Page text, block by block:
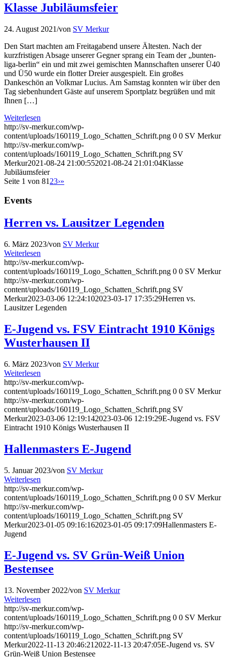
Klasse Jubiläumsfeier
24. August 2021/von SV Merkur
Den Start machten am Freitagabend unsere Ältesten. Nach der
kurzfristigen Absage unserer Gegner sprang ein Team der „bunten-
liga-berlin“ ein und mit zwei gemischten Mannschaften unserer Ü40
und Ü50 wurde ein flotter Dreier ausgespielt. Ein großes
Dankeschön an Volkmar Lucius. Am Samstag konnten wir über den
Tag siebenhundert Gäste auf unserem Sportplatz begrüßen und mit
Ihnen […]
Weiterlesen
http://sv-merkur.com/wp-
content/uploads/160119_Logo_Schatten_Schrift.png 0 0 SV Merkur
http://sv-merkur.com/wp-
content/uploads/160119_Logo_Schatten_Schrift.png SV
Merkur2021-08-24 21:00:552021-08-24 21:01:04Klasse
Jubiläumsfeier
Seite 1 von 81 23›»
Events
Herren vs. Lausitzer Legenden
6. März 2023/von SV Merkur
Weiterlesen
http://sv-merkur.com/wp-
content/uploads/160119_Logo_Schatten_Schrift.png 0 0 SV Merkur
http://sv-merkur.com/wp-
content/uploads/160119_Logo_Schatten_Schrift.png SV
Merkur2023-03-06 12:24:102023-03-17 17:35:29Herren vs.
Lausitzer Legenden
E-Jugend vs. FSV Eintracht 1910 Königs
Wusterhausen II
6. März 2023/von SV Merkur
Weiterlesen
http://sv-merkur.com/wp-
content/uploads/160119_Logo_Schatten_Schrift.png 0 0 SV Merkur
http://sv-merkur.com/wp-
content/uploads/160119_Logo_Schatten_Schrift.png SV
Merkur2023-03-06 12:19:142023-03-06 12:19:29E-Jugend vs. FSV
Eintracht 1910 Königs Wusterhausen II
Hallenmasters E-Jugend
5. Januar 2023/von SV Merkur
Weiterlesen
http://sv-merkur.com/wp-
content/uploads/160119_Logo_Schatten_Schrift.png 0 0 SV Merkur
http://sv-merkur.com/wp-
content/uploads/160119_Logo_Schatten_Schrift.png SV
Merkur2023-01-05 09:16:162023-01-05 09:17:09Hallenmasters E-
Jugend
E-Jugend vs. SV Grün-Weiß Union
Bestensee
13. November 2022/von SV Merkur
Weiterlesen
http://sv-merkur.com/wp-
content/uploads/160119_Logo_Schatten_Schrift.png 0 0 SV Merkur
http://sv-merkur.com/wp-
content/uploads/160119_Logo_Schatten_Schrift.png SV
Merkur2022-11-13 20:46:21 2022-11-13 20:47:05E-Jugend vs. SV
Grün-Weiß Union Bestensee